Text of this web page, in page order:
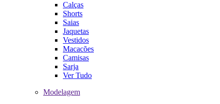
Calças
Shorts
Saias
Jaquetas
Vestidos
Macacões
Camisas
Sarja
Ver Tudo
Modelagem